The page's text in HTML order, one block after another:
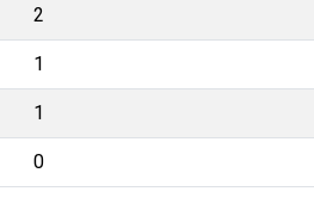
2
1
1
0